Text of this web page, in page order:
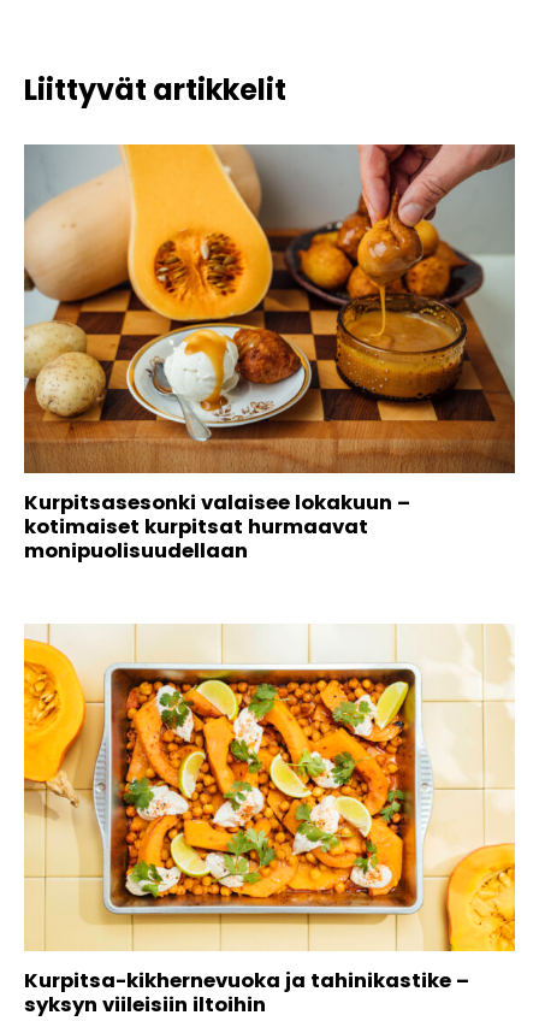
Liittyvät artikkelit
Kurpitsasesonki valaisee lokakuun –
kotimaiset kurpitsat hurmaavat
monipuolisuudellaan
Kurpitsa-kikhernevuoka ja tahinikastike –
syksyn viileisiin iltoihin